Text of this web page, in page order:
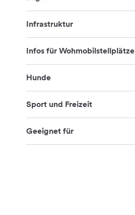
Infrastruktur
Infos für Wohmobilstellplätze
Hunde
Sport und Freizeit
Geeignet für